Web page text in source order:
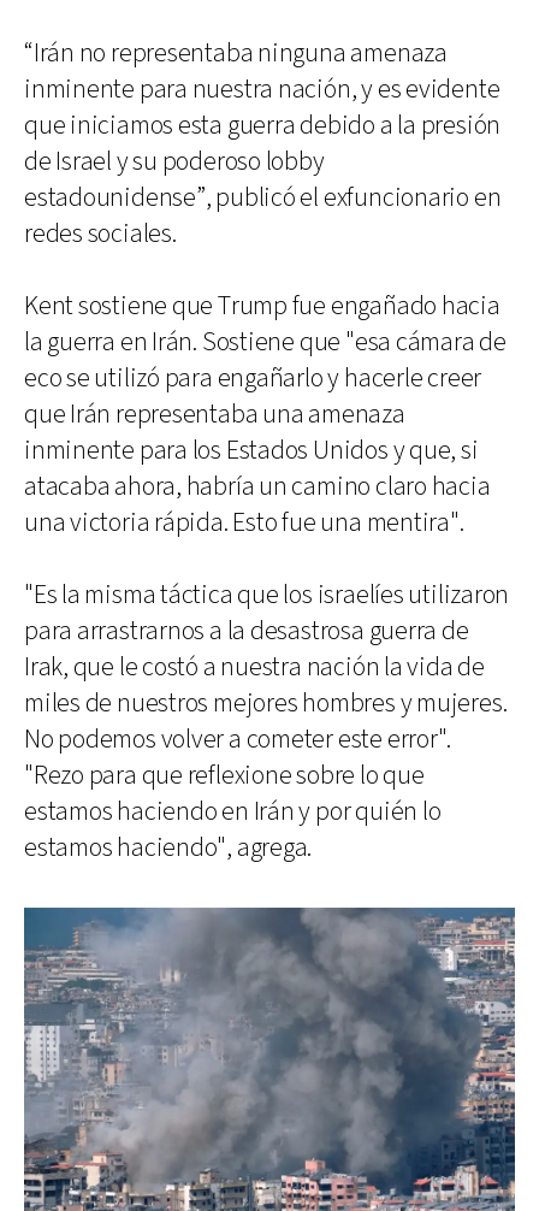
“Irán no representaba ninguna amenaza
inminente para nuestra nación, y es evidente
que iniciamos esta guerra debido a la presión
de Israel y su poderoso lobby
estadounidense”, publicó el exfuncionario en
redes sociales.
Kent sostiene que Trump fue engañado hacia
la guerra en Irán. Sostiene que "esa cámara de
eco se utilizó para engañarlo y hacerle creer
que Irán representaba una amenaza
inminente para los Estados Unidos y que, si
atacaba ahora, habría un camino claro hacia
una victoria rápida. Esto fue una mentira".
"Es la misma táctica que los israelíes utilizaron
para arrastrarnos a la desastrosa guerra de
Irak, que le costó a nuestra nación la vida de
miles de nuestros mejores hombres y mujeres.
No podemos volver a cometer este error".
"Rezo para que reflexione sobre lo que
estamos haciendo en Irán y por quién lo
estamos haciendo", agrega.